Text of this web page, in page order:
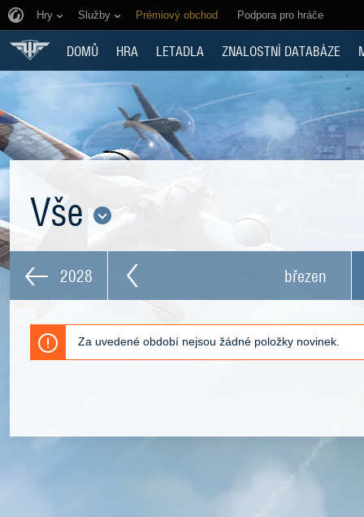
Hry Služby Prémiový obchod Podpora pro hráče
DOMŮ HRA LETADLA ZNALOSTNÍ DATABÁZE
Vše
2028 březen
Za uvedené období nejsou žádné položky novinek.